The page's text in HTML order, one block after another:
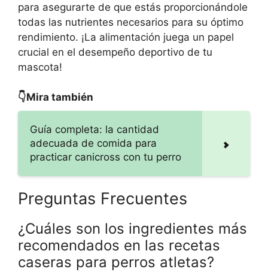
para asegurarte de que estás proporcionándole
todas las nutrientes necesarios para su óptimo
rendimiento. ¡La alimentación juega un papel
crucial en el desempeño deportivo de tu
mascota!
👇Mira también
Guía completa: la cantidad
adecuada de comida para
practicar canicross con tu perro
Preguntas Frecuentes
¿Cuáles son los ingredientes más
recomendados en las recetas
caseras para perros atletas?